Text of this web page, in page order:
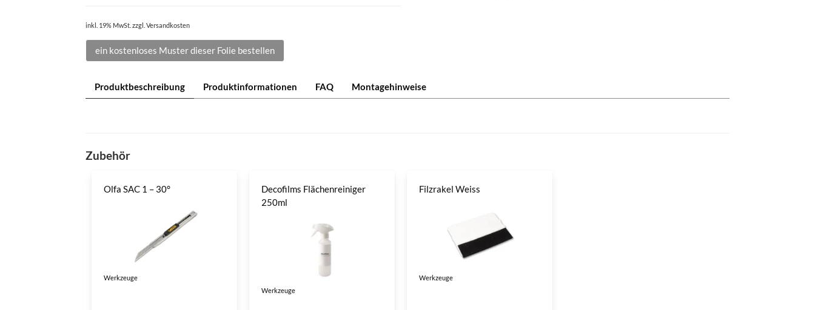
inkl. 19% MwSt. zzgl. Versandkosten
ein kostenloses Muster dieser Folie bestellen
Produktbeschreibung Produktinformationen FAQ Montagehinweise
Zubehör
Olfa SAC 1 – 30°
Werkzeuge
Decofilms Flächenreiniger
250ml
Werkzeuge
Filzrakel Weiss
Werkzeuge